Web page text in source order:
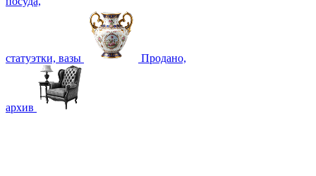
статуэтки, вазы Продано,
архив